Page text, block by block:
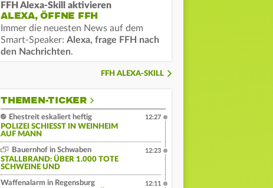
FFH Alexa-Skill aktivieren
ALEXA, ÖFFNE FFH
Immer die neuesten News auf dem
Smart-Speaker: Alexa, frage FFH nach
den Nachrichten.
FFH ALEXA-SKILL
THEMEN-TICKER
Ehestreit eskaliert heftig
POLIZEI SCHIESST IN WEINHEIM A
UF MANN
12:27
Bauernhof in Schwaben
STALLBRAND: ÜBER 1.000 TOTE
SCHWEINE UND
12:23
Waffenalarm in Regensburg
12:11